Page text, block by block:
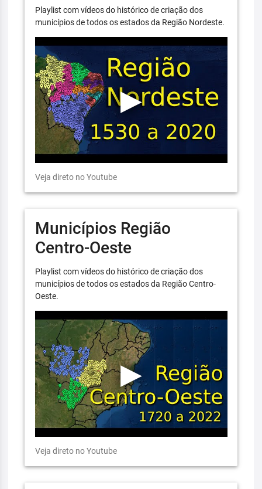
Playlist com vídeos do histórico de criação dos
municípios de todos os estados da Região Nordeste.
Veja direto no Youtube
Municípios Região
Centro-Oeste
Playlist com vídeos do histórico de criação dos
municípios de todos os estados da Região Centro-
Oeste.
Veja direto no Youtube